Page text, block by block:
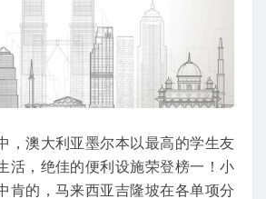
，澳大利亚墨尔本以最高的学生友
活，绝佳的便利设施荣登榜一！小
肯的，马来西亚吉隆坡在各单项分